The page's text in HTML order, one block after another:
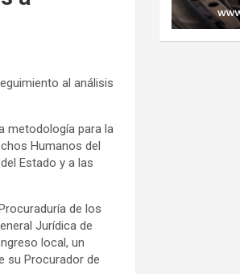
al análisis
metodología para la
Humanos del
Estado y a las
de los
Jurídica de
local, un
su Procurador de